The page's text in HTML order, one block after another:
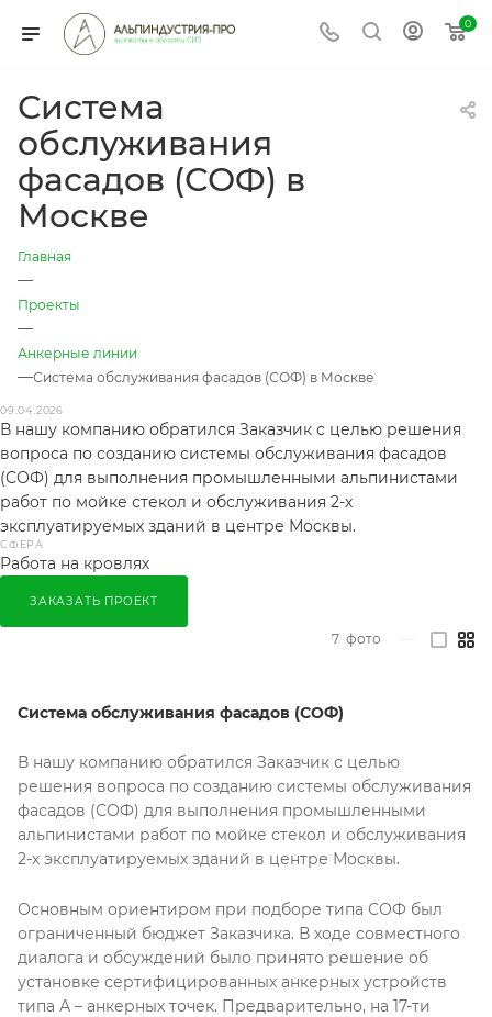
0
Система
обслуживания
фасадов (СОФ) в
Москве
Главная
—
Проекты
—
Анкерные линии
—Система обслуживания фасадов (СОФ) в Москве
09.04.2026
В нашу компанию обратился Заказчик с целью решения
вопроса по созданию системы обслуживания фасадов
(СОФ) для выполнения промышленными альпинистами
работ по мойке стекол и обслуживания 2-х
эксплуатируемых зданий в центре Москвы.
СФЕРА
Работа на кровлях
ЗАКАЗАТЬ ПРОЕКТ
Система обслуживания фасадов (СОФ)
В нашу компанию обратился Заказчик с целью
решения вопроса по созданию системы обслуживания
фасадов (СОФ) для выполнения промышленными
альпинистами работ по мойке стекол и обслуживания
2-х эксплуатируемых зданий в центре Москвы.
Основным ориентиром при подборе типа СОФ был
ограниченный бюджет Заказчика. В ходе совместного
диалога и обсуждений было принято решение об
установке сертифицированных анкерных устройств
типа А – анкерных точек. Предварительно, на 17-ти
7 фото